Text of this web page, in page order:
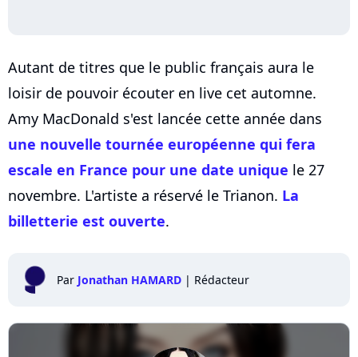
Autant de titres que le public français aura le
loisir de pouvoir écouter en live cet automne.
Amy MacDonald s'est lancée cette année dans
une nouvelle tournée européenne qui fera
escale en France pour une date unique le 27
novembre. L'artiste a réservé le Trianon. La
billetterie est ouverte.
Par Jonathan HAMARD | Rédacteur